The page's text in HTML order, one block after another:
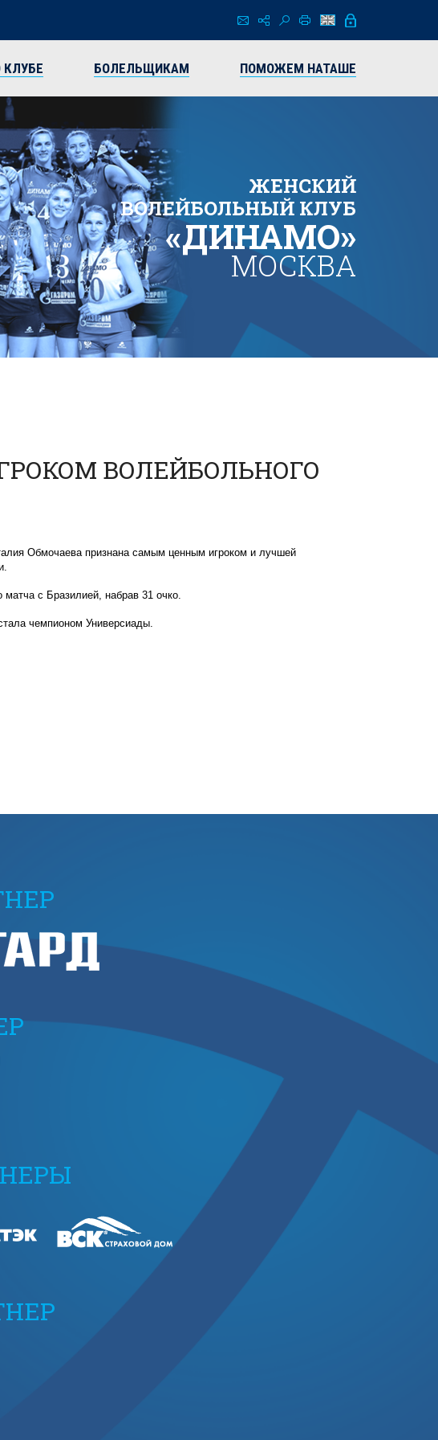
КЛУБЕ БОЛЕЛЬЩИКАМ ПОМОЖЕМ НАТАШЕ
ЖЕНСКИЙ
ВОЛЕЙБОЛЬНЫЙ КЛУБ
«ДИНАМО»
МОСКВА
ВОЛЕЙБОЛЬНОГО
Обмочаева признана самым ценным игроком и лучшей
с Бразилией, набрав 31 очко.
чемпионом Универсиады.